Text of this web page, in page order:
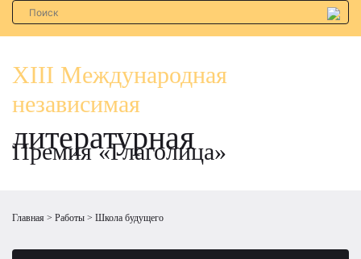
XIII Международная
независимая
литературная
Премия «Глаголица»
Главная Работы Школа будущего